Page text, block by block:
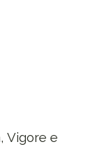
Vigore e